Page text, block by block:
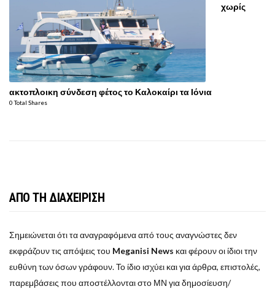
χωρίς
ακτοπλοικη σύνδεση φέτος το Καλοκαίρι τα Ιόνια
0 Total Shares
ΑΠΟ ΤΗ ΔΙΑΧΕΙΡΙΣΗ
Σημειώνεται ότι τα αναγραφόμενα από τους αναγνώστες δεν
εκφράζουν τις απόψεις του Meganisi News και φέρουν οι ίδιοι την
ευθύνη των όσων γράφουν. Το ίδιο ισχύει και για άρθρα, επιστολές,
παρεμβάσεις που αποστέλλονται στο ΜΝ για δημοσίευση/